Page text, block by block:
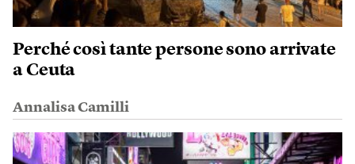
Perché così tante persone sono arrivate
a Ceuta
Annalisa Camilli